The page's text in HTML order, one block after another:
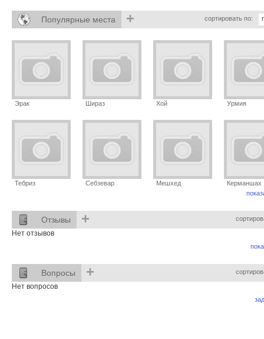
Популярные места + сортировать по:
Эрак Шираз Хой Урмия
Тебриз Себзевар Мешхед
Керманшах
Отзывы +
Нет отзывов
Вопросы +
Нет вопросов